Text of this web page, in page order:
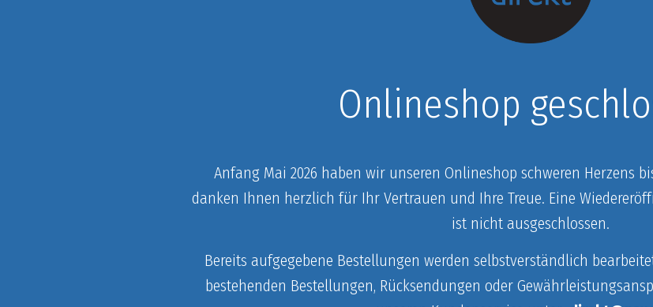
Onlineshop
Anfang Mai 2026 haben wir unseren Onlineshop schweren Herzens
danken Ihnen herzlich für Ihr Vertrauen und Ihre Treue. Eine
ist nicht ausgeschlossen.
Bereits aufgegebene Bestellungen werden selbstverständlich
bestehenden Bestellungen, Rücksendungen oder